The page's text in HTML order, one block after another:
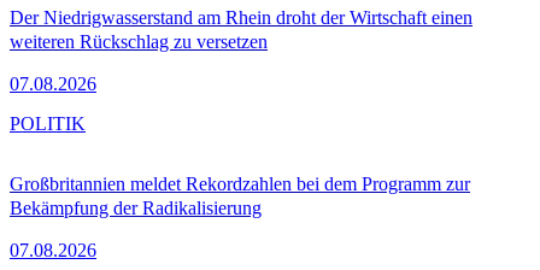
Der Niedrigwasserstand am Rhein droht der Wirtschaft einen
weiteren Rückschlag zu versetzen
07.08.2026
Großbritannien meldet Rekordzahlen bei dem Programm zur
Bekämpfung der Radikalisierung
07.08.2026
POLITIK